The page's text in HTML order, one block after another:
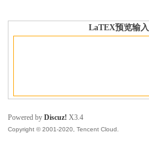
LaTEX预览输入
Powered byDiscuz! X3.4
Copyright © 2001-2020, Tencent Cloud.